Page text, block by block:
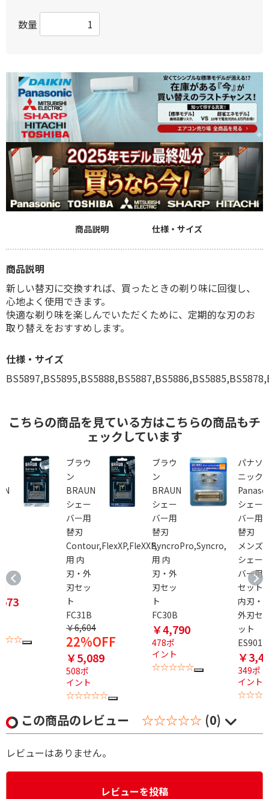
数量
商品説明 仕様・サイズ
商品説明
新しい替刃に交換すれば、買ったときの剃り味に回復し、
心地よく使用できます。
快適な剃り味を楽しんでいただくために、定期的な刃のお
取り替えをおすすめします。
仕様・サイズ
こちらの商品を見ている方はこちらの商品もチ
ェックしています
ブラウ
ン
BRAUN
シェー
バー用
替刃
Contour,FlexXP,FleXXP,
用 内
刃・外
刃セッ
ト
FC31B
￥6,604
22%OFF
￥5,089
508ポ
イント
☆☆☆☆☆
ブラウ
ン
BRAUN
シェー
バー用
替刃
SyncroPro,Syncro,
用 内
刃・外
刃セッ
ト
FC30B
￥4,790
478ポ
イント
☆☆☆☆☆
パナソ
ニック
シェー
バー用
替刃
メンズ
シェー
バー用
セット
内刃・
外刃セ
ット
ES9012
￥
349ポ
イント
この商品のレビュー ☆☆☆☆☆ (0)
レビューはありません。
レビューを投稿